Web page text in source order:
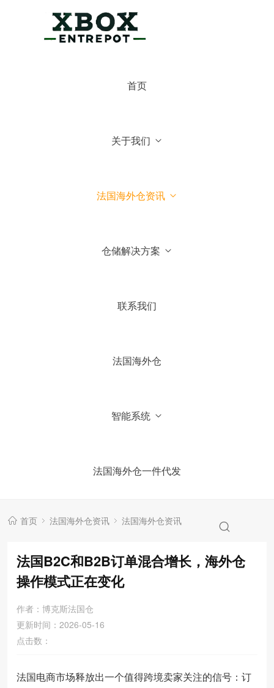
首页
关于我们
法国海外仓资讯
仓储解决方案
联系我们
法国海外仓
智能系统
法国海外仓一件代发
首页 法国海外仓资讯 法国海外仓资讯
法国B2C和B2B订单混合增长，海外仓
操作模式正在变化
作者：博克斯法国仓
更新时间：2026-05-16
点击数：
法国电商市场释放出一个值得跨境卖家关注的信号：订
3.我们可以到法国参观你们仓
4.你们国内有公司吗？